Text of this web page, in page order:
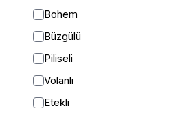
Bohem
Büzgülü
Piliseli
Volanlı
Etekli